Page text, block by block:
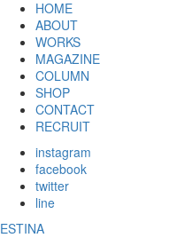
HOME
ABOUT
WORKS
MAGAZINE
COLUMN
SHOP
CONTACT
RECRUIT
instagram
facebook
twitter
line
ESTINA